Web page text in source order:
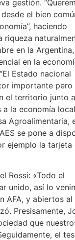
gestión.
el bien
haciendo
en la Argentina,
en la
Estado nacional
importante pero
el territorio junto
la economía
Agroalimentaria,
se pone a
ejemplo la tarjeta
Rossi: «Todo el
unido, así lo
AFA, y abiertos al
Presisamente,
que
el